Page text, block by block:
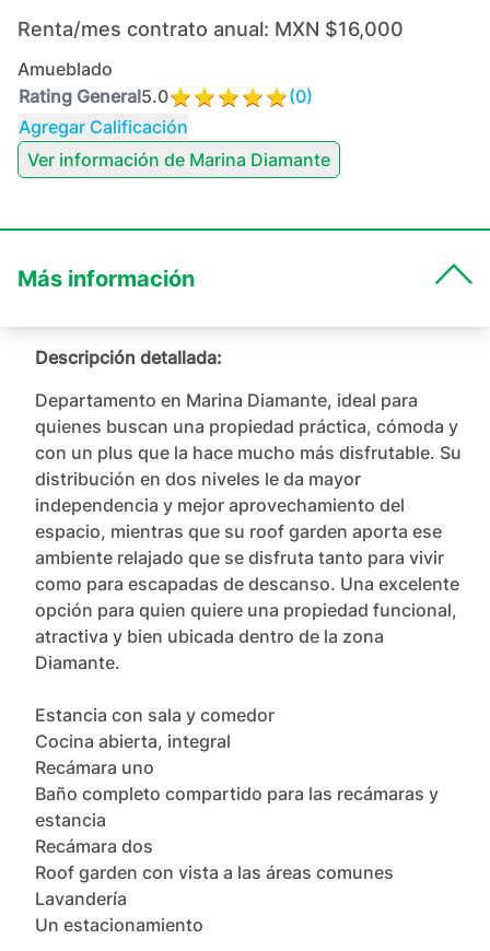
Renta/mes contrato anual: MXN $16,000
Amueblado
Rating General5.0 (0)
Agregar Calificación
Ver información de Marina Diamante
Más información
Descripción detallada:
Departamento en Marina Diamante, ideal para
quienes buscan una propiedad práctica, cómoda y
con un plus que la hace mucho más disfrutable. Su
distribución en dos niveles le da mayor
independencia y mejor aprovechamiento del
espacio, mientras que su roof garden aporta ese
ambiente relajado que se disfruta tanto para vivir
como para escapadas de descanso. Una excelente
opción para quien quiere una propiedad funcional,
atractiva y bien ubicada dentro de la zona
Diamante.
Estancia con sala y comedor
Cocina abierta, integral
Recámara uno
Baño completo compartido para las recámaras y
estancia
Recámara dos
Roof garden con vista a las áreas comunes
Lavandería
Un estacionamiento